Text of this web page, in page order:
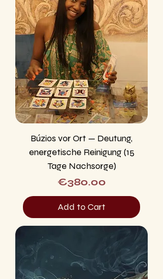
Búzios vor Ort — Deutung,
energetische Reinigung (15
Tage Nachsorge)
Price
€380.00
Add to Cart